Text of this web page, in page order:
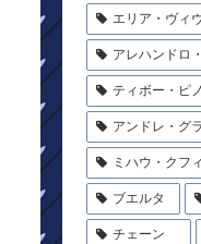
エリア・ヴィ
アレハンドロ
ティボー・ピノ
アンドレ・グ
ミハウ・クフ
ブエルタ
チェーン